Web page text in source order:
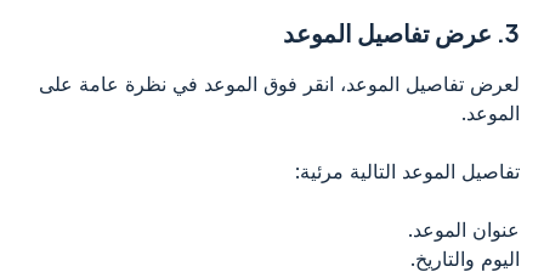
3. عرض تفاصيل الموعد
لعرض تفاصيل الموعد، انقر فوق الموعد في نظرة عامة على
الموعد.
تفاصيل الموعد التالية مرئية:
عنوان الموعد.
اليوم والتاريخ.